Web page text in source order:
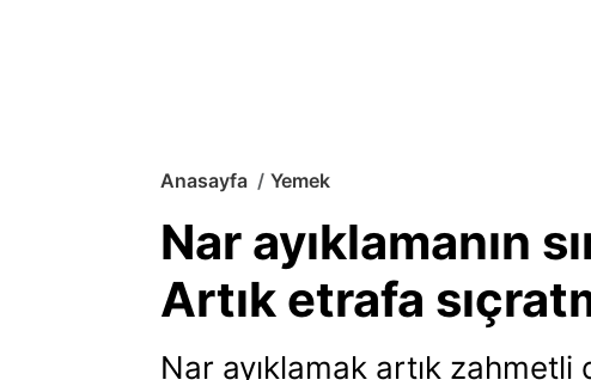
Anasayfa Yemek
Nar ayıklamanın
Artık etrafa
Nar ayıklamak artık